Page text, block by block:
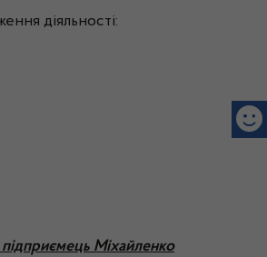
діяльності:
Міхайленко